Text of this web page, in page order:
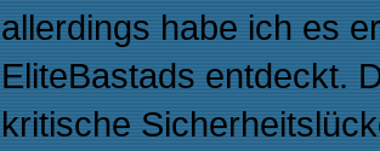
allerdings habe ich es
EliteBastads entdeckt.
kritische